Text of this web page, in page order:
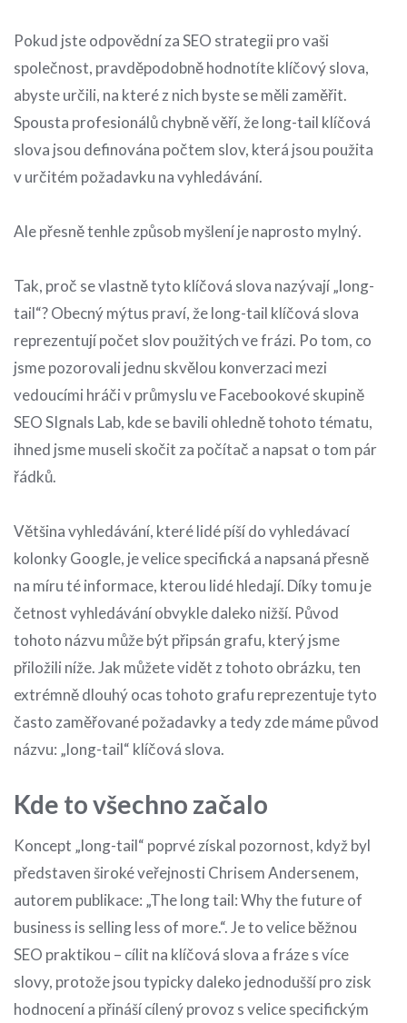
Pokud jste odpovědní za SEO strategii pro vaši
společnost, pravděpodobně hodnotíte klíčový slova,
abyste určili, na které z nich byste se měli zaměřit.
Spousta profesionálů chybně věří, že long-tail klíčová
slova jsou definována počtem slov, která jsou použita
v určitém požadavku na vyhledávání.
Ale přesně tenhle způsob myšlení je naprosto mylný.
Tak, proč se vlastně tyto klíčová slova nazývají „long-
tail“? Obecný mýtus praví, že long-tail klíčová slova
reprezentují počet slov použitých ve frázi. Po tom, co
jsme pozorovali jednu skvělou konverzaci mezi
vedoucími hráči v průmyslu ve Facebookové skupině
SEO SIgnals Lab, kde se bavili ohledně tohoto tématu,
ihned jsme museli skočit za počítač a napsat o tom pár
řádků.
Většina vyhledávání, které lidé píší do vyhledávací
kolonky Google, je velice specifická a napsaná přesně
na míru té informace, kterou lidé hledají. Díky tomu je
četnost vyhledávání obvykle daleko nižší. Původ
tohoto názvu může být připsán grafu, který jsme
přiložili níže. Jak můžete vidět z tohoto obrázku, ten
extrémně dlouhý ocas tohoto grafu reprezentuje tyto
často zaměřované požadavky a tedy zde máme původ
názvu: „long-tail“ klíčová slova.
Kde to všechno začalo
Koncept „long-tail“ poprvé získal pozornost, když byl
představen široké veřejnosti Chrisem Andersenem,
autorem publikace: „The long tail: Why the future of
business is selling less of more.“. Je to velice běžnou
SEO praktikou – cílit na klíčová slova a fráze s více
slovy, protože jsou typicky daleko jednodušší pro zisk
hodnocení a přináší cílený provoz s velice specifickým